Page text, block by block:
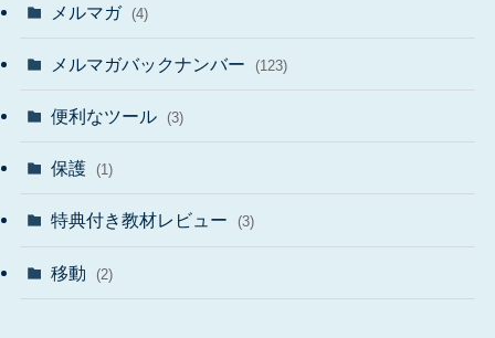
メルマガ (4)
メルマガバックナンバー (123)
便利なツール (3)
保護 (1)
特典付き教材レビュー (3)
移動 (2)